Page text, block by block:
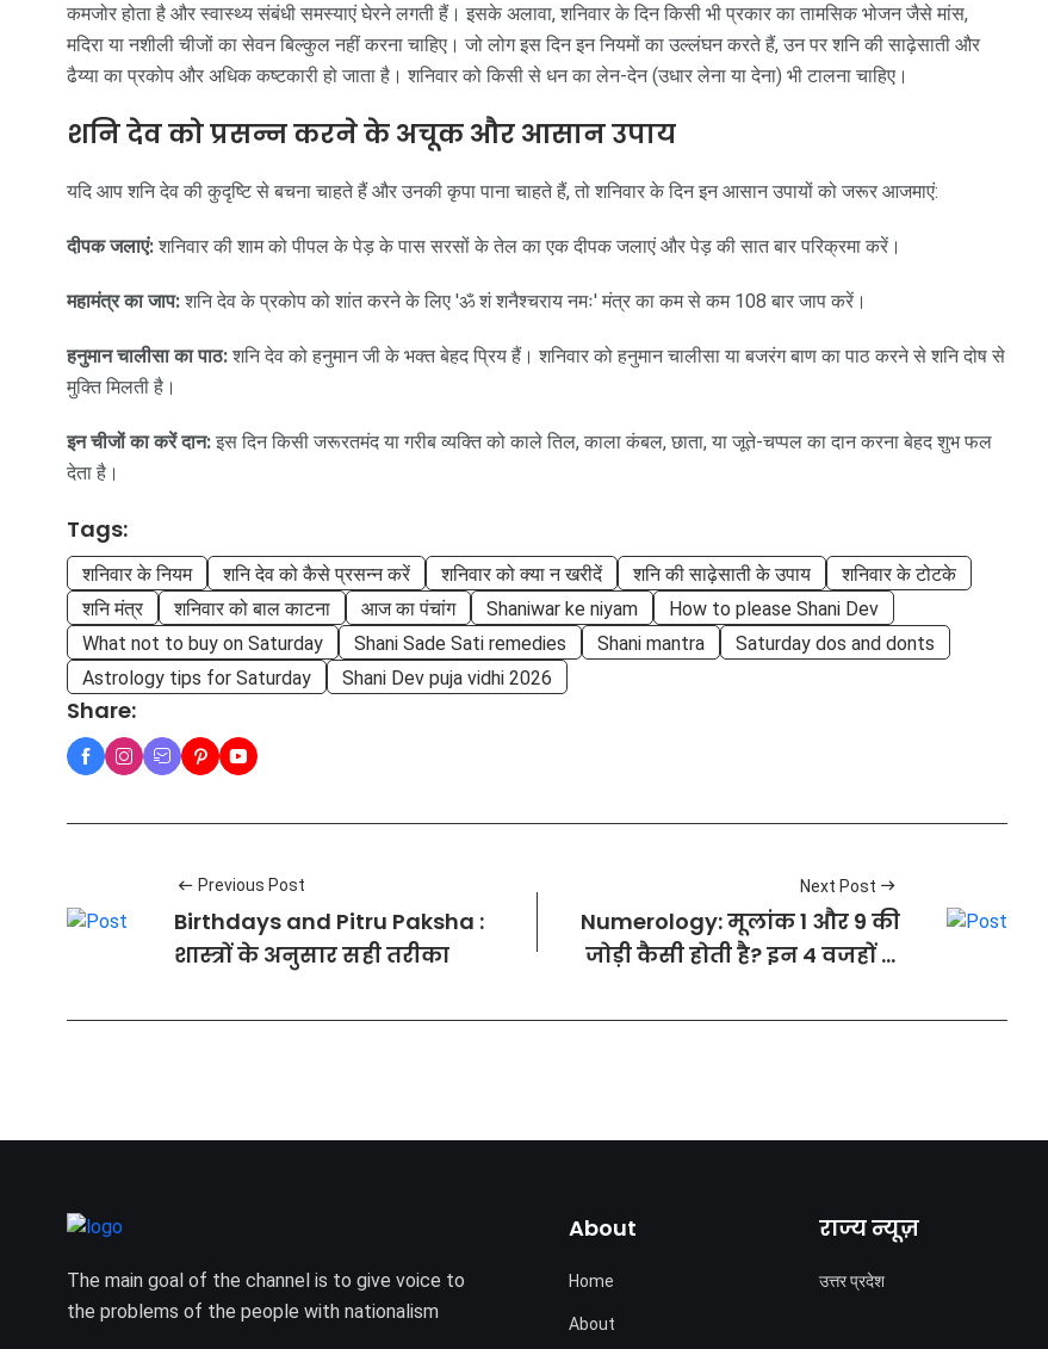
कमजोर होता है और स्वास्थ्य संबंधी समस्याएं घेरने लगती हैं। इसके अलावा, शनिवार के दिन किसी भी प्रकार का तामसिक भोजन जैसे मांस,
मदिरा या नशीली चीजों का सेवन बिल्कुल नहीं करना चाहिए। जो लोग इस दिन इन नियमों का उल्लंघन करते हैं, उन पर शनि की साढ़ेसाती और
ढैय्या का प्रकोप और अधिक कष्टकारी हो जाता है। शनिवार को किसी से धन का लेन-देन (उधार लेना या देना) भी टालना चाहिए।
शनि देव को प्रसन्न करने के अचूक और आसान उपाय
यदि आप शनि देव की कुदृष्टि से बचना चाहते हैं और उनकी कृपा पाना चाहते हैं, तो शनिवार के दिन इन आसान उपायों को जरूर आजमाएं:
दीपक जलाएं: शनिवार की शाम को पीपल के पेड़ के पास सरसों के तेल का एक दीपक जलाएं और पेड़ की सात बार परिक्रमा करें।
महामंत्र का जाप: शनि देव के प्रकोप को शांत करने के लिए 'ॐ शं शनैश्चराय नमः' मंत्र का कम से कम 108 बार जाप करें।
हनुमान चालीसा का पाठ: शनि देव को हनुमान जी के भक्त बेहद प्रिय हैं। शनिवार को हनुमान चालीसा या बजरंग बाण का पाठ करने से शनि दोष से
मुक्ति मिलती है।
इन चीजों का करें दान: इस दिन किसी जरूरतमंद या गरीब व्यक्ति को काले तिल, काला कंबल, छाता, या जूते-चप्पल का दान करना बेहद शुभ फल
देता है।
Tags:
शनिवार के नियम शनि देव को कैसे प्रसन्न करें शनिवार को क्या न खरीदें शनि की साढ़ेसाती के उपाय
शनिवार के टोटके
शनि मंत्र
शनिवार को बाल काटना आज का पंचांग Shaniwar ke niyam
How to please Shani Dev
What not to buy on Saturday
Shani Sade Sati remedies Shani mantra
Saturday dos and donts
Astrology tips for Saturday
Shani Dev puja vidhi 2026
Share:
Previous Post
Birthdays and Pitru Paksha :
शास्त्रों के अनुसार सही तरीका
Next Post
Numerology: मूलांक 1 और 9 की
जोड़ी कैसी होती है? इन 4 वजहों से
The main goal of the channel is to give voice to
the problems of the people with nationalism
About
Home
About
राज्य न्यूज़
उत्तर प्रदेश